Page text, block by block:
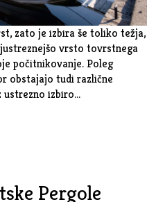
zato je izbira še toliko težja,
vrsto tovrstnega
počitnikovanje. Poleg
obstajajo tudi različne
ustrezno izbiro…
Pergole